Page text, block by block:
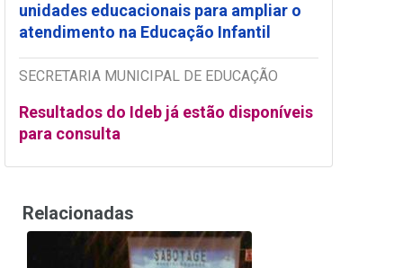
unidades educacionais para ampliar o
atendimento na Educação Infantil
SECRETARIA MUNICIPAL DE EDUCAÇÃO
Resultados do Ideb já estão disponíveis
para consulta
Relacionadas